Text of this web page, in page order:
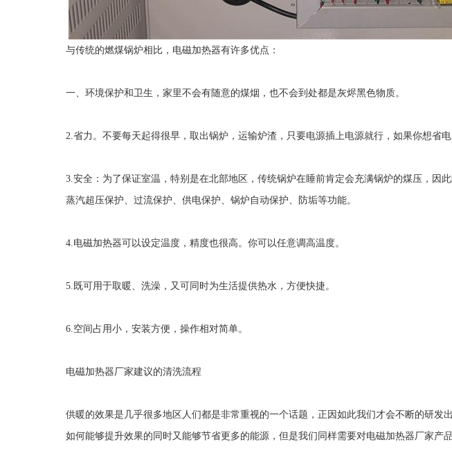
与传统的燃煤锅炉相比，电磁加热器有许多优点：
一、环境保护和卫生，家里不会有随意的煤烟，也不会到处都是灰烬黑色物质。
2.省力。不要每天起得很早，取出锅炉，运输炉渣，只要电源插上电源就行，如果你想省电
3.安全：为了保证室温，特别是在北部地区，传统锅炉在睡前肯定会充满锅炉的煤压，因
蒸汽超压保护、过流保护、供电保护、锅炉自动保护、防垢等功能。
4.电磁加热器可以设定温度，精度也很高。你可以任意调高温度。
5. 既可用于取暖、洗澡，又可同时为生活提供热水，方便快捷。
6.空间占用小，安装方便，操作相对简单。
电磁加热器厂家建议的清洗流程
供暖的效果是几乎很多地区人们都是非常重视的一个话题，正因如此我们才会不断的研
如何能够提升效果的同时又能够节省更多的能源，但是我们同样需要对电磁加热器厂家